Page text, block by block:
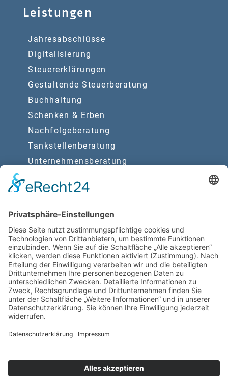
Leistungen
Jahresabschlüsse
Digitalisierung
Steuererklärungen
Gestaltende Steuerberatung
Buchhaltung
Schenken & Erben
Nachfolgeberatung
Tankstellenberatung
Unternehmensberatung
Synergien
Rechtsberatung
Wirtschaftsprüfung
Rechtliche Hinweise